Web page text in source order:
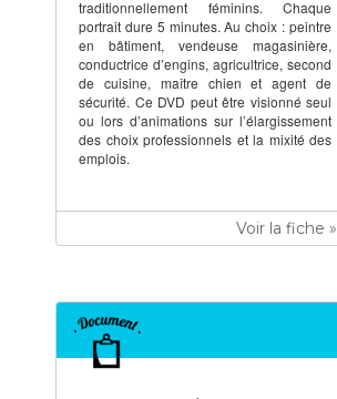
traditionnellement féminins. Chaque
portrait dure 5 minutes. Au choix : peintre
en bâtiment, vendeuse magasinière,
conductrice d’engins, agricultrice, second
de cuisine, maître chien et agent de
sécurité. Ce DVD peut être visionné seul
ou lors d’animations sur l’élargissement
des choix professionnels et la mixité des
emplois.
Voir la fiche »